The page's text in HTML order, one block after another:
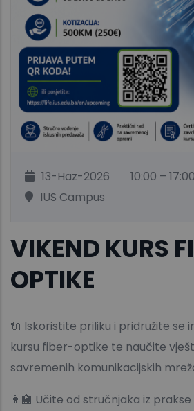
13-Haz-2026
10:00 – 17:00
IUS Campus
VIKEND KURS
OPTIKE
🔌 Iskoristite priliku i pridružite se
kursu fiber-optike te naučite
savremenih komunikacijskih
👨‍🏫 Učite od stručnjaka iz